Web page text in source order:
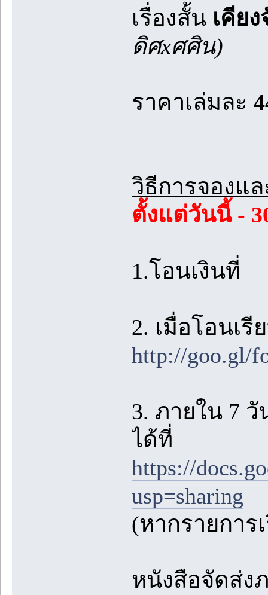
เรื่องสั้น เคีย
ดิศxศศิน)
ราคาเล่มละ
วิธีการจองแ
ตั้งแต่วันนี้ -
1.โอนเงินที่
2. เมื่อโอนเ
http://goo.gl/
3. ภายใน 7
ได้ที่
https://
usp=sharing
(หากรายการ
หนังสือจัดส่ง